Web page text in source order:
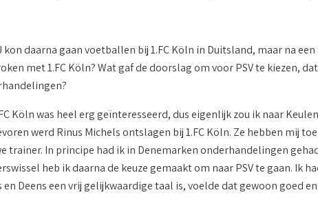
kon daarna gaan voetballen bij 1.FC Köln in Duitsland, maar na
met 1.FC Köln? Wat gaf de doorslag om voor PSV te kiezen,
Köln was heel erg geïnteresseerd, dus eigenlijk zou ik naar
werd Rinus Michels ontslagen bij 1.FC Köln. Ze hebben mij
trainer. In principe had ik in Denemarken onderhandelingen
heb ik daarna de keuze gemaakt om naar PSV te gaan. Ik
en Deens een vrij gelijkwaardige taal is, voelde dat gewoon goed en